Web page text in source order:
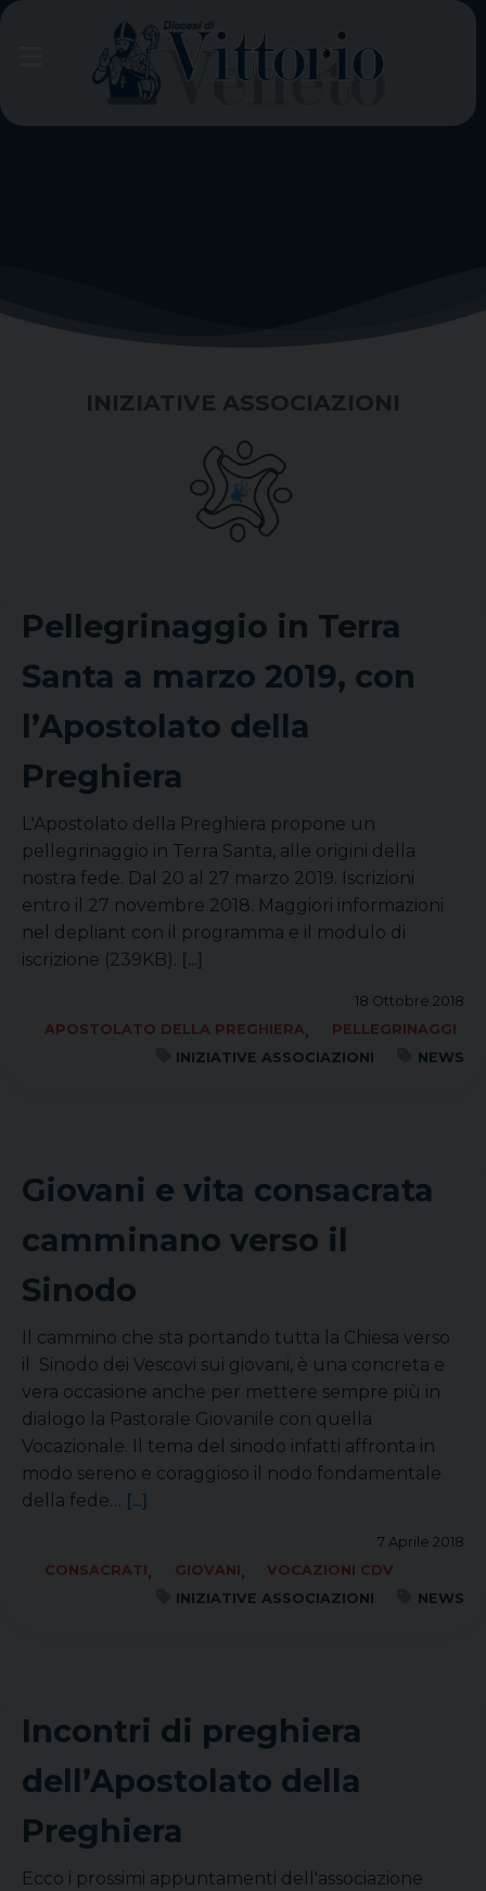
Skip
INIZIATIVE ASSOCIAZIONI
Pellegrinaggio in Terra
Santa a marzo 2019, con
l’Apostolato della
Preghiera
L'Apostolato della Preghiera propone un
pellegrinaggio in Terra Santa, alle origini della
nostra fede. Dal 20 al 27 marzo 2019. Iscrizioni
entro il 27 novembre 2018. Maggiori informazioni
nel depliant con il programma e il modulo di
iscrizione (239KB). [...]
18 Ottobre 2018
APOSTOLATO DELLA PREGHIERA,
PELLEGRINAGGI
INIZIATIVE ASSOCIAZIONI
NEWS
Giovani e vita consacrata
camminano verso il
Sinodo
Il cammino che sta portando tutta la Chiesa verso
il Sinodo dei Vescovi sui giovani, è una concreta e
vera occasione anche per mettere sempre più in
dialogo la Pastorale Giovanile con quella
Vocazionale. Il tema del sinodo infatti affronta in
modo sereno e coraggioso il nodo fondamentale
della fede… [...]
7 Aprile 2018
CONSACRATI, GIOVANI,
VOCAZIONI CDV
INIZIATIVE ASSOCIAZIONI
NEWS
Incontri di preghiera
dell’Apostolato della
Preghiera
Ecco i prossimi appuntamenti dell'associazione